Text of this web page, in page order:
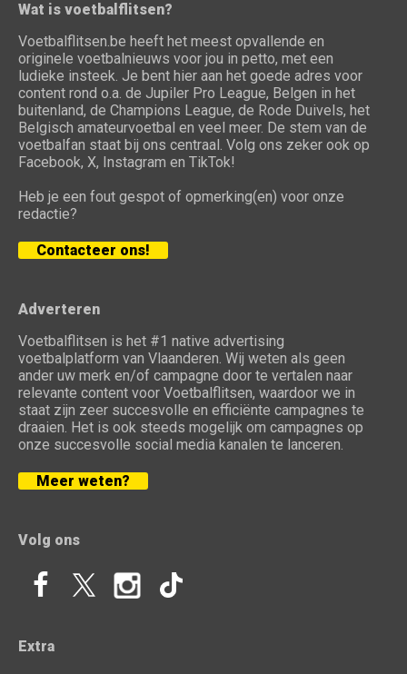
Wat is voetbalflitsen?
Voetbalflitsen.be heeft het meest opvallende en
originele voetbalnieuws voor jou in petto, met een
ludieke insteek. Je bent hier aan het goede adres voor
content rond o.a. de Jupiler Pro League, Belgen in het
buitenland, de Champions League, de Rode Duivels, het
Belgisch amateurvoetbal en veel meer. De stem van de
voetbalfan staat bij ons centraal. Volg ons zeker ook op
Facebook, X, Instagram en TikTok!
Heb je een fout gespot of opmerking(en) voor onze
redactie?
Contacteer ons!
Adverteren
Voetbalflitsen is het #1 native advertising
voetbalplatform van Vlaanderen. Wij weten als geen
ander uw merk en/of campagne door te vertalen naar
relevante content voor Voetbalflitsen, waardoor we in
staat zijn zeer succesvolle en efficiënte campagnes te
draaien. Het is ook steeds mogelijk om campagnes op
onze succesvolle social media kanalen te lanceren.
Meer weten?
Volg ons
Extra